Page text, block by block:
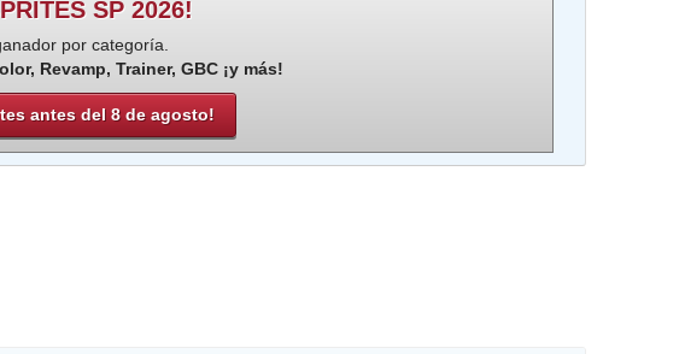
SP 2026!
por categoría.
Revamp, Trainer, GBC ¡y más!
antes del 8 de agosto!